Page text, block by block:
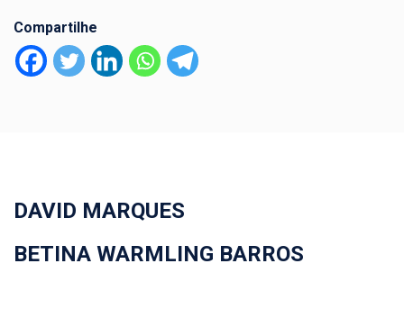
Compartilhe
DAVID MARQUES
BETINA WARMLING BARROS